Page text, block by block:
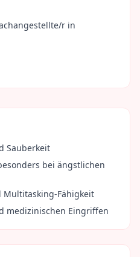
rin
Sauberkeit
bei ängstlichen
Fähigkeit
medizinischen Eingriffen